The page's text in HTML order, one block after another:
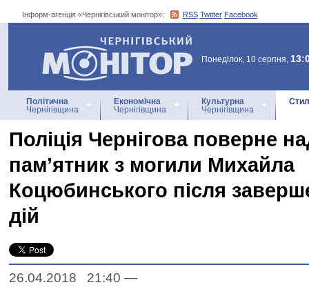
Інформ-агенція «Чернігівський монітор»: RSS Twitter Facebook
Інформ-агенція
«Чернігівський монітор»
Понеділок, 10 серпня,
Політична
Чернігівщина
Економічна
Чернігівщина
Культурна
Чернігівщина
Поліція Чернігова поверне
пам’ятник з могили Михайла
Коцюбинського після
дій
26.04.2018 21:40 —